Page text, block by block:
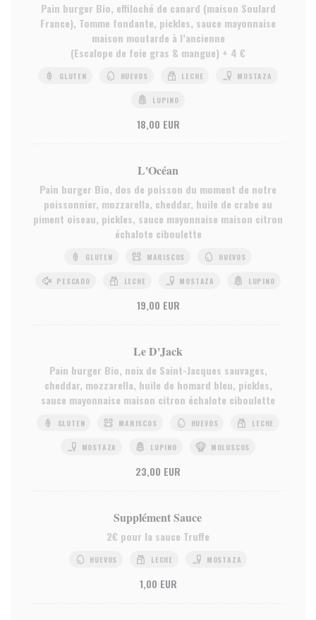
Pain burger Bio, effiloché de canard (maison Soulard
France), Tomme fondante, pickles, sauce mayonnaise
maison moutarde à l’ancienne
(Escalope de foie gras & mangue) + 4 €
GLUTEN HUEVOS LECHE MOSTAZA
LUPINO
18,00 EUR
L'Océan
Pain burger Bio, dos de poisson du moment de notre
poissonnier, mozzarella, cheddar, huile de crabe au
piment oiseau, pickles, sauce mayonnaise maison citron
échalote ciboulette
GLUTEN MARISCOS HUEVOS
PESCADO LECHE MOSTAZA LUPINO
19,00 EUR
Le D'Jack
Pain burger Bio, noix de Saint-Jacques sauvages,
cheddar, mozzarella, huile de homard bleu, pickles,
sauce mayonnaise maison citron échalote ciboulette
GLUTEN MARISCOS HUEVOS LECHE
MOSTAZA LUPINO MOLUSCOS
23,00 EUR
Supplément Sauce
2€ pour la sauce Truffe
HUEVOS LECHE MOSTAZA
1,00 EUR